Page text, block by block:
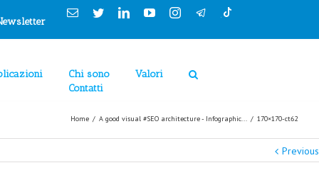
EmailTwitterLinkedinYouTubeInstagram
Chi sono
Contatti
Valori
Home / A good visual #SEO architecture - Infographic... / 170×170-ct62
Previous
Cookies Policy